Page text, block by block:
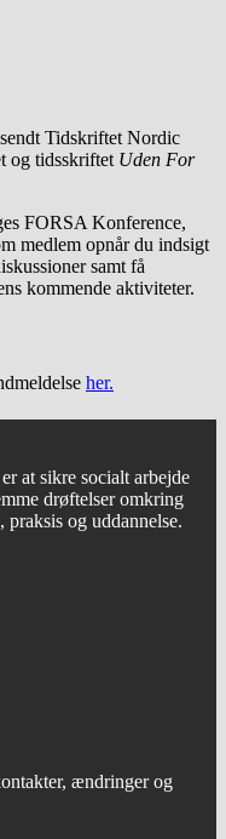
Tidskriftet Nordic
og tidsskriftet Uden For
FORSA Konference,
medlem opnår du indsigt
samt få
kommende aktiviteter.
her.
at sikre socialt arbejde
drøftelser omkring
og uddannelse.
ændringer og